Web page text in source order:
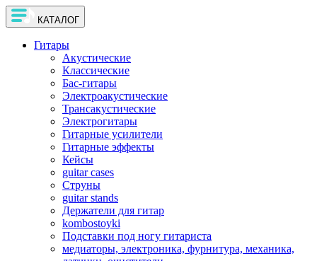
КАТАЛОГ
Гитары
Акустические
Классические
Бас-гитары
Электроакустические
Трансакустические
Электрогитары
Гитарные усилители
Гитарные эффекты
Кейсы
guitar cases
Струны
guitar stands
Держатели для гитар
kombostoyki
Подставки под ногу гитариста
медиаторы, электроника, фурнитура, механика,